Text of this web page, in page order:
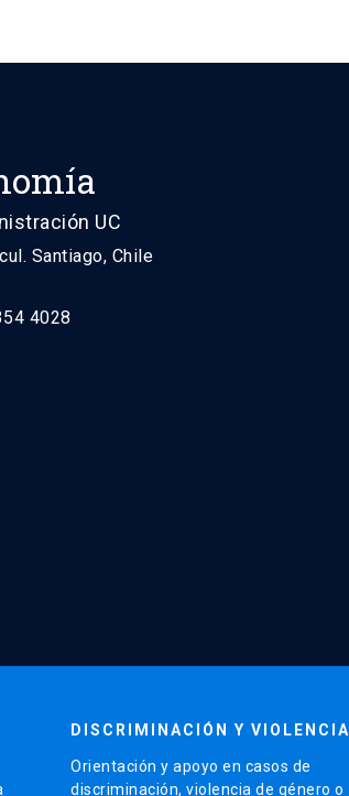
UC
Santiago, Chile
4028
DISCRIMINACIÓN Y VIOLENCIA
Orientación y apoyo en casos de
discriminación, violencia de género o